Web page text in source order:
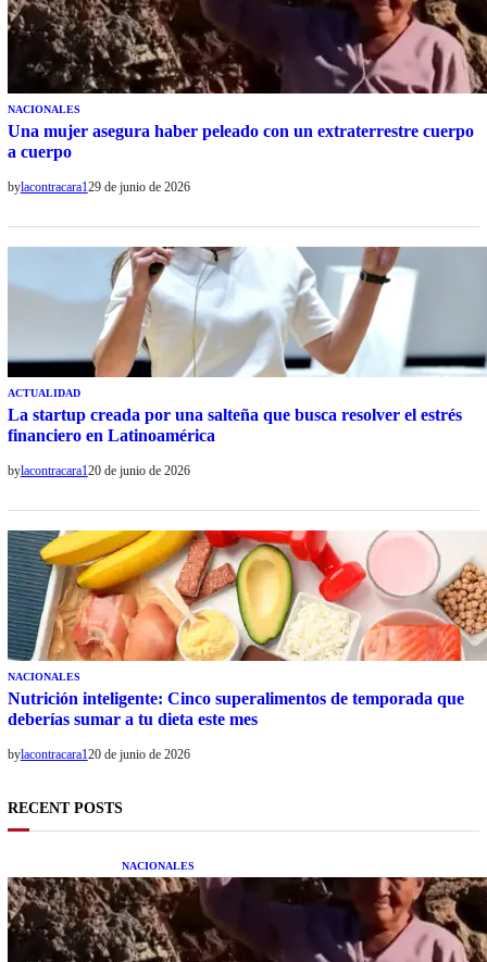
NACIONALES
Una mujer asegura haber peleado con un extraterrestre cuerpo
a cuerpo
bylacontracara129 de junio de 2026
ACTUALIDAD
La startup creada por una salteña que busca resolver el estrés
financiero en Latinoamérica
bylacontracara120 de junio de 2026
NACIONALES
Nutrición inteligente: Cinco superalimentos de temporada que
deberías sumar a tu dieta este mes
bylacontracara120 de junio de 2026
RECENT POSTS
NACIONALES
Una mujer asegura haber peleado con un
extraterrestre cuerpo a cuerpo